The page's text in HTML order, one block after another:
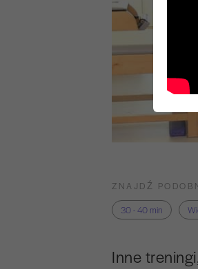
ZNAJDŹ
30 - 40 min
Inne